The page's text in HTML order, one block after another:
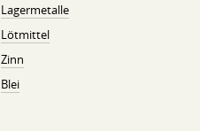
Lagermetalle
Lötmittel
Zinn
Blei